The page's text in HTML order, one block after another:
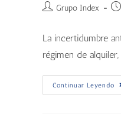
Grupo Index
La incertidumbre
régimen de alquiler,
Continuar Leyendo